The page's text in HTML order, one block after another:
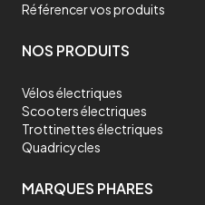
Référencer vos produits
NOS PRODUITS
Vélos électriques
Scooters électriques
Trottinettes électriques
Quadricycles
MARQUES PHARES